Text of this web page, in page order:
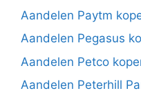
Aandelen Paytm
Aandelen Pegasus
Aandelen Petco
Aandelen Peterhill